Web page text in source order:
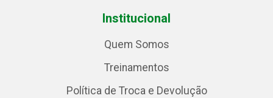
Institucional
Quem Somos
Treinamentos
Política de Troca e Devolução